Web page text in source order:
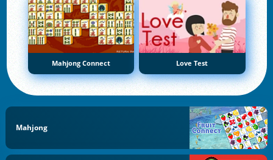
Mahjong Connect Love Test
Mahjong